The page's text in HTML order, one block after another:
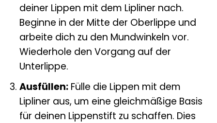
deiner Lippen mit dem Lipliner nach.
Beginne in der Mitte der Oberlippe und
arbeite dich zu den Mundwinkeln vor.
Wiederhole den Vorgang auf der
Unterlippe.
Ausfüllen:Fülle die Lippen mit dem
Lipliner aus, um eine gleichmäßige Basis
für deinen Lippenstift zu schaffen. Dies